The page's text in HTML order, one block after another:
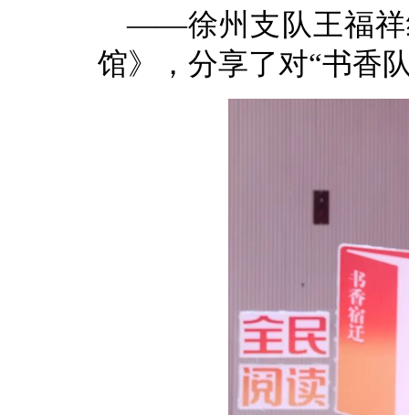
——徐州支队王福祥
馆》，分享了对“书香